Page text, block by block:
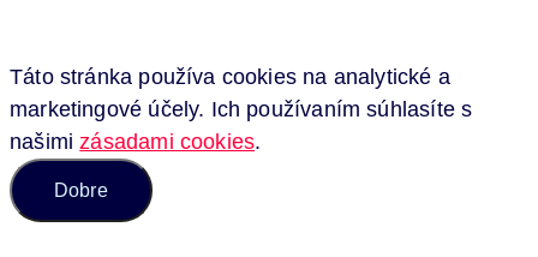
Táto stránka používa cookies na analytické a
marketingové účely. Ich používaním súhlasíte s
našimizásadami cookies.
Dobre